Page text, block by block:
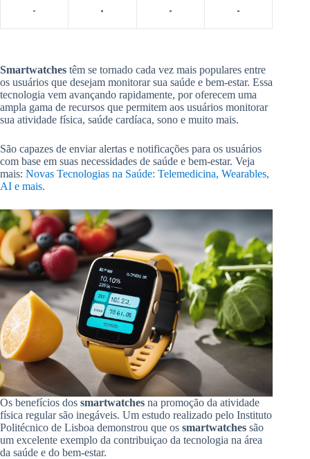
Smartwatches têm se tornado cada vez mais populares entre
os usuários que desejam monitorar sua saúde e bem-estar. Essa
tecnologia vem avançando rapidamente, por oferecem uma
ampla gama de recursos que permitem aos usuários monitorar
sua atividade física, saúde cardíaca, sono e muito mais.
São capazes de enviar alertas e notificações para os usuários
com base em suas necessidades de saúde e bem-estar. Veja
mais: Novas Tecnologias na Saúde: Telemedicina, Wearables,
AI e mais.
Os benefícios dos smartwatches na promoção da atividade
física regular são inegáveis. Um estudo realizado pelo Instituto
Politécnico de Lisboa demonstrou que os smartwatches são
um excelente exemplo da contribuiçao da tecnologia na área
da saúde e do bem-estar.